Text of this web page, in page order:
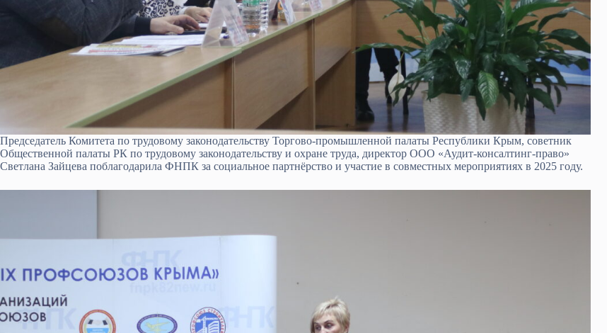
Председатель Комитета по трудовому законодательству Торгово-промышленной палаты Республики Крым, советник
Общественной палаты РК по трудовому законодательству и охране труда, директор ООО «Аудит-консалтинг-право»
Светлана Зайцева поблагодарила ФНПК за социальное партнёрство и участие в совместных мероприятиях в 2025 году.